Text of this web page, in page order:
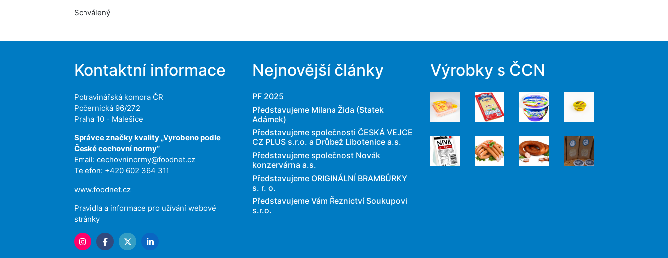
Schválený
Kontaktní informace
Potravinářská komora ČR
Počernická 96/272
Praha 10 - Malešice
Správce značky kvality „Vyrobeno podle
České cechovní normy“
Email:cechovninormy@foodnet.cz
Telefon: +420 602 364 311
www.foodnet.cz
Pravidla a informace pro užívání webové
stránky
Nejnovější články
PF 2025
Představujeme Milana Žida (Statek
Adámek)
Představujeme společnosti ČESKÁ VEJCE
CZ PLUS s.r.o. a Drůbež Libotenice a.s.
Představujeme společnost Novák
konzervárna a.s.
Představujeme ORIGINÁLNÍ BRAMBŮRKY
s. r. o.
Představujeme Vám Řeznictví Soukupovi
s.r.o.
Výrobky s ČCN